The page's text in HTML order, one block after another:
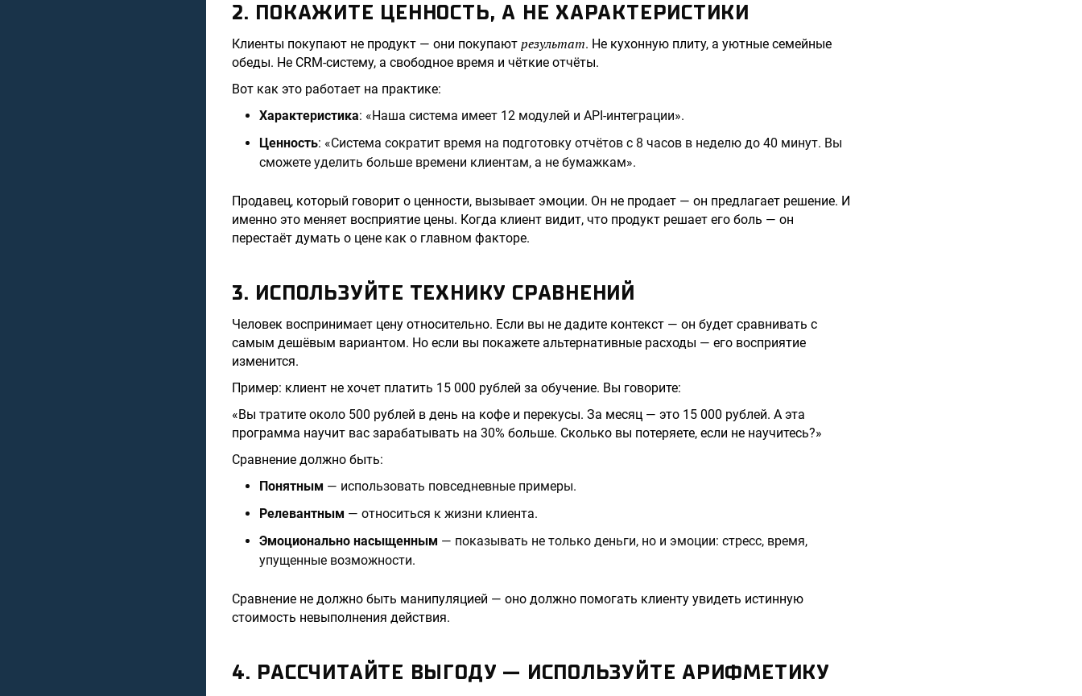
2. ПОКАЖИТЕ ЦЕННОСТЬ, А НЕ ХАРАКТЕРИСТИКИ
Клиенты покупают не продукт — они покупают результат. Не кухонную плиту, а уютные семейные
обеды. Не CRM-систему, а свободное время и чёткие отчёты.
Вот как это работает на практике:
Характеристика: «Наша система имеет 12 модулей и API-интеграции».
Ценность: «Система сократит время на подготовку отчётов с 8 часов в неделю до 40 минут. Вы
сможете уделить больше времени клиентам, а не бумажкам».
Продавец, который говорит о ценности, вызывает эмоции. Он не продает — он предлагает решение. И
именно это меняет восприятие цены. Когда клиент видит, что продукт решает его боль — он
перестаёт думать о цене как о главном факторе.
3. ИСПОЛЬЗУЙТЕ ТЕХНИКУ СРАВНЕНИЙ
Человек воспринимает цену относительно. Если вы не дадите контекст — он будет сравнивать с
самым дешёвым вариантом. Но если вы покажете альтернативные расходы — его восприятие
изменится.
Пример: клиент не хочет платить 15 000 рублей за обучение. Вы говорите:
«Вы тратите около 500 рублей в день на кофе и перекусы. За месяц — это 15 000 рублей. А эта
программа научит вас зарабатывать на 30% больше. Сколько вы потеряете, если не научитесь?»
Сравнение должно быть:
Понятным — использовать повседневные примеры.
Релевантным — относиться к жизни клиента.
Эмоционально насыщенным — показывать не только деньги, но и эмоции: стресс, время,
упущенные возможности.
Сравнение не должно быть манипуляцией — оно должно помогать клиенту увидеть истинную
стоимость невыполнения действия.
4. РАССЧИТАЙТЕ ВЫГОДУ — ИСПОЛЬЗУЙТЕ АРИФМЕТИКУ